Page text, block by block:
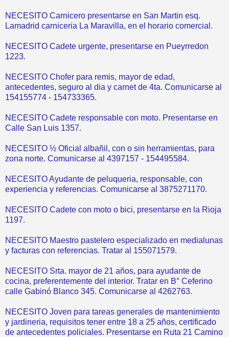
NECESITO Carnicero presentarse en San Martin esq.
Lamadrid carniceria La Maravilla, en el horario comercial.
NECESITO Cadete urgente, presentarse en Pueyrredon
1223.
NECESITO Chofer para remis, mayor de edad,
antecedentes, seguro al dia y carnet de 4ta. Comunicarse al
154155774 - 154733365.
NECESITO Cadete responsable con moto. Presentarse en
Calle San Luis 1357.
NECESITO ½ Oficial albañil, con o sin herramientas, para
zona norte. Comunicarse al 4397157 - 154495584.
NECESITO Ayudante de peluqueria, responsable, con
experiencia y referencias. Comunicarse al 3875271170.
NECESITO Cadete con moto o bici, presentarse en la Rioja
1197.
NECESITO Maestro pastelero especializado en medialunas
y facturas con referencias. Tratar al 155071579.
NECESITO Srta. mayor de 21 años, para ayudante de
cocina, preferentemente del interior. Tratar en B° Ceferino
calle Gabinó Blanco 345. Comunicarse al 4262763.
NECESITO Joven para tareas generales de mantenimiento
y jardineria, requisitos tener entre 18 a 25 años, certificado
de antecedentes policiales. Presentarse en Ruta 21 Camino